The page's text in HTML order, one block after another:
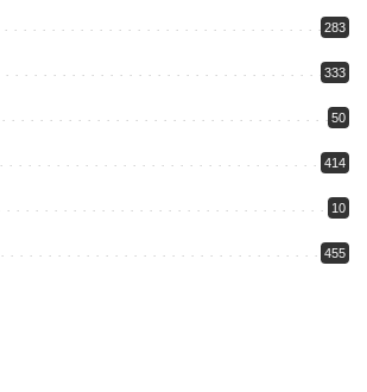
283
333
50
414
10
455